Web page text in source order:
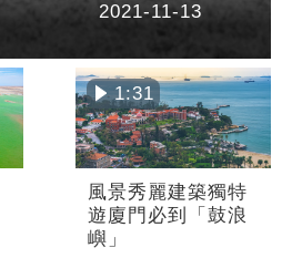
2021-11-13
1:31
風景秀麗建築獨特
遊廈門必到「鼓浪
嶼」